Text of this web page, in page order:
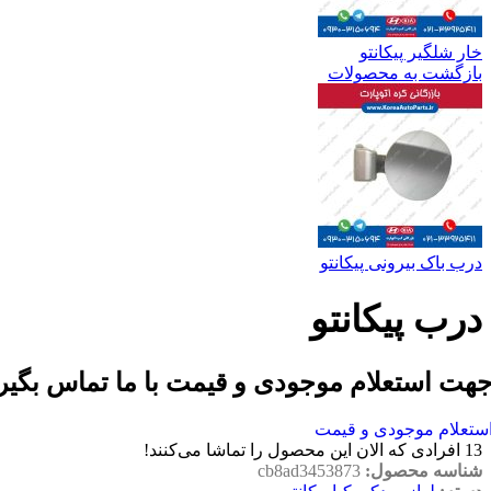
خار شلگیر پیکانتو
بازگشت به محصولات
درب باک بیرونی پیکانتو
درب پیکانتو
استعلام موجودی و قیمت با ما تماس
موجودی و قیمت
13 افرادی که الان این محصول را تماشا می‌کنند!
شناسه محصول: cb8ad3453873